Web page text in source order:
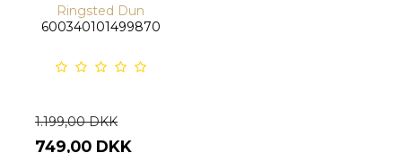
Ringsted Dun
600340101499870
1.199,00 DKK
749,00 DKK